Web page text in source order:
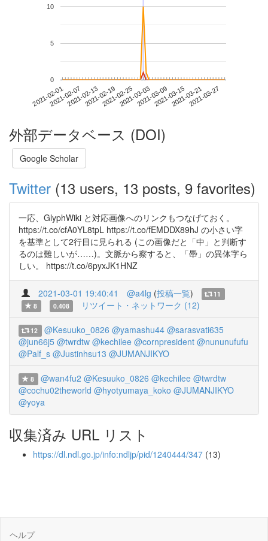
2021-02-012021-02-072021-02-132021-02-192021-02-252021-03-032021-03-092021-03-152021-03-212021-03-27
0
5
10
外部データベース (DOI)
Google Scholar
Twitter (13 users, 13 posts, 9 favorites)
一応、GlyphWiki と対応画像へのリンクもつなげておく。
https://t.co/cfA0YL8tpL https://t.co/fEMDDX89hJ の小さい字
を基準として2行目に見られる (この画像だと「中」と判断す
るのは難しいが……)。文脈から察すると、「馽」の異体字ら
しい。 https://t.co/6pyxJK1HNZ
2021-03-01 19:40:41 @a4lg (投稿一覧)
11
8
0.408 リツイート・ネットワーク (12)
12 @Kesuuko_0826 @yamashu44 @sarasvati635
@jun66j5 @twrdtw @kechilee @cornpresident @nununufufu
@Palf_s @Justinhsu13 @JUMANJIKYO
8 @wan4fu2 @Kesuuko_0826 @kechilee @twrdtw
@cochu02theworld @hyotyumaya_koko @JUMANJIKYO
@yoya
収集済み URL リスト
https://dl.ndl.go.jp/info:ndljp/pid/1240444/347 (13)
ヘルプ